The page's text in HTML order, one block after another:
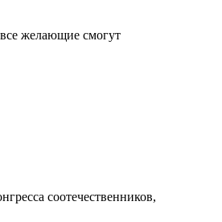
желающие смогут
соотечественников,